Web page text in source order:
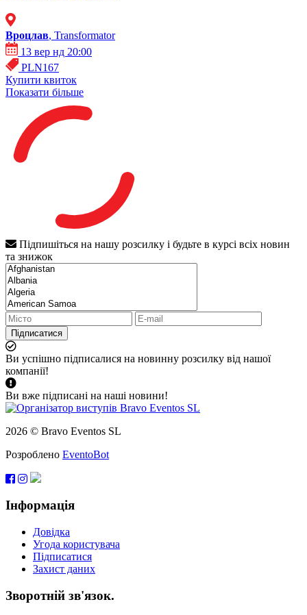
Вроцлав, Transformator
13 вер нд 20:00
PLN167
Купити квиток
Показати більше
Підпишіться на нашу розсилку і будьте в курсі всіх новин
та знижок
Підписатися
Ви успішно підписалися на новинну розсилку від нашої
компанії!
Ви вже підписані на наші новини!
2026 © Bravo Eventos SL
Розроблено EventoBot
Інформація
Довідка
Угода користувача
Підписатися
Захист даних
Зворотній зв'язок.